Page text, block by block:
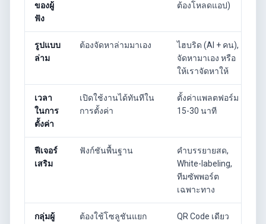
ของผู้
ฟัง
ต้องโหลดแอป)
รูปแบบ
ล่าม
ต้องจัดหาล่ามมาเอง
ไฮบริด (AI + คน),
จัดหามาเอง หรือ
ให้เราจัดหาให้
เวลา
ในการ
ตั้งค่า
เปิดใช้งานได้ทันทีใน
การตั้งค่า
ตั้งค่าแพลตฟอร์ม
15-30 นาที
ฟีเจอร์
เสริม
ฟังก์ชันพื้นฐาน
คำบรรยายสด,
White-labeling,
ทีมซัพพอร์ต
เฉพาะทาง
กลุ่มผู้
ต้องใช้โซลูชันแยก
QR Code เดียว